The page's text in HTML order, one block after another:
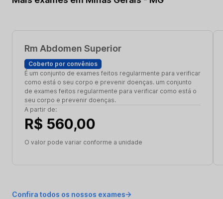
Rm Abdomen Superior
Coberto por convênios
É um conjunto de exames feitos regularmente para verificar
como está o seu corpo e prevenir doenças. um conjunto
de exames feitos regularmente para verificar como está o
seu corpo e prevenir doenças.
A partir de:
R$ 560,00
O valor pode variar conforme a unidade
Confira todos os nossos exames